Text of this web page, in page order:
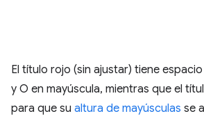
El título rojo (sin ajustar) tiene
y O en mayúscula, mientras que el
para que su altura de mayúsculas se